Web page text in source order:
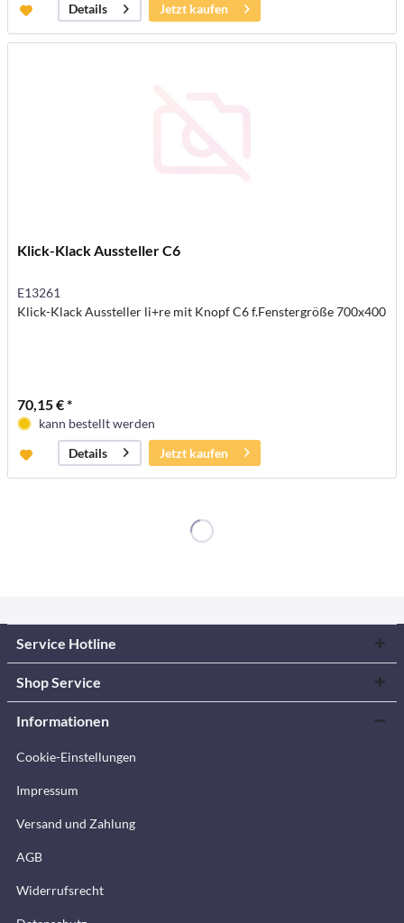
Details
Jetzt kaufen
Klick-Klack Aussteller C6
E13261
Klick-Klack Aussteller li+re mit Knopf C6 f.Fenstergröße 700x400
70,15 € *
kann bestellt werden
Details
Jetzt kaufen
Service Hotline
Shop Service
Informationen
Cookie-Einstellungen
Impressum
Versand und Zahlung
AGB
Widerrufsrecht